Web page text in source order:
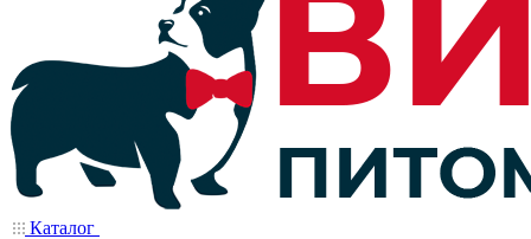
Каталог